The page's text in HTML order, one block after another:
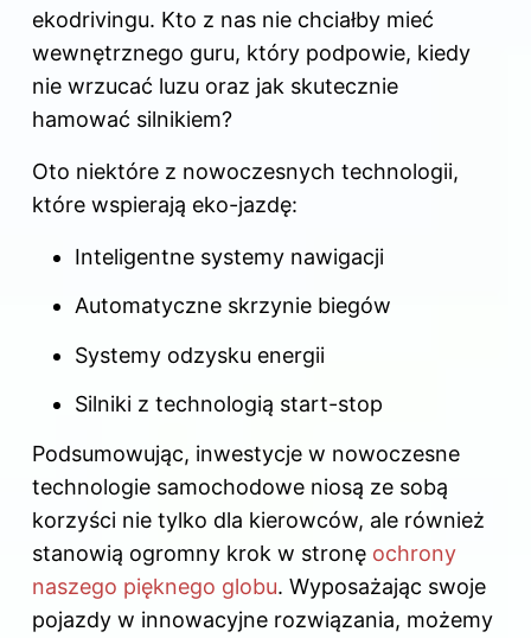
ekodrivingu. Kto z nas nie chciałby mieć
wewnętrznego guru, który podpowie, kiedy
nie wrzucać luzu oraz jak skutecznie
hamować silnikiem?
Oto niektóre z nowoczesnych technologii,
które wspierają eko-jazdę:
Inteligentne systemy nawigacji
Automatyczne skrzynie biegów
Systemy odzysku energii
Silniki z technologią start-stop
Podsumowując, inwestycje w nowoczesne
technologie samochodowe niosą ze sobą
korzyści nie tylko dla kierowców, ale również
stanowią ogromny krok w stronę ochrony
naszego pięknego globu. Wyposażając swoje
pojazdy w innowacyjne rozwiązania, możemy